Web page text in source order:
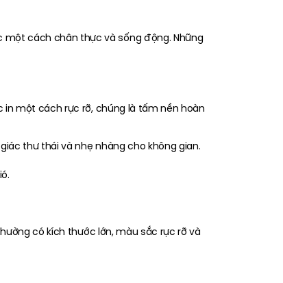
cách chân thực và sống động. Những
một cách rực rỡ, chúng là tấm nền hoàn
thư thái và nhẹ nhàng cho không gian.
có kích thước lớn, màu sắc rực rỡ và